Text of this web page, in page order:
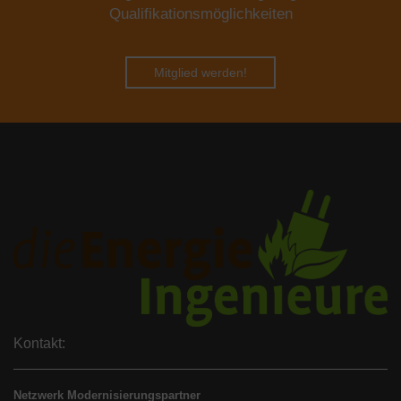
Qualifikationsmöglichkeiten
Mitglied werden!
Kontakt:
Netzwerk Modernisierungspartner